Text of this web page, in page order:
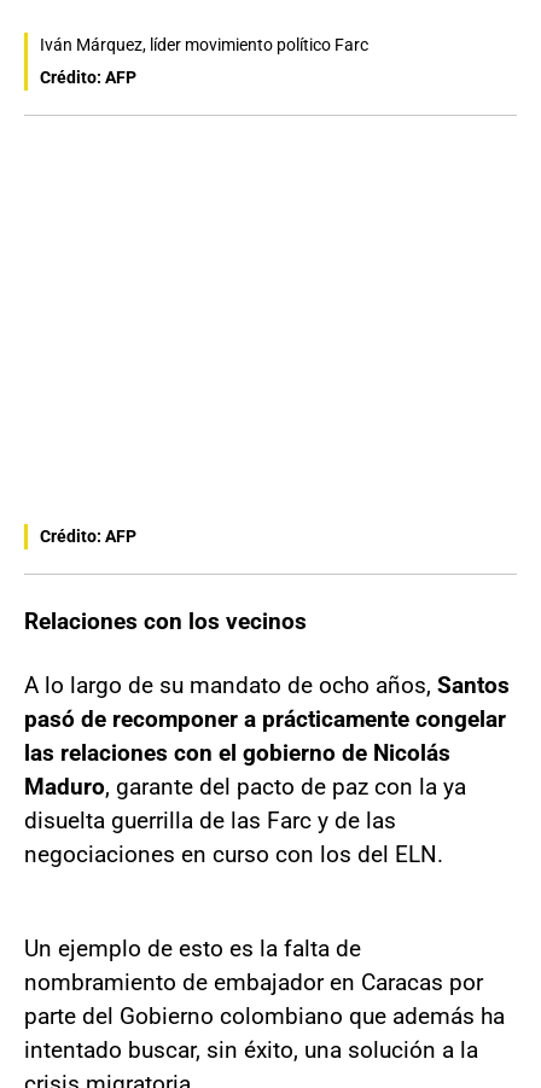
Iván Márquez, líder movimiento político Farc
Crédito: AFP
Crédito: AFP
Relaciones con los vecinos
A lo largo de su mandato de ocho años, Santos
pasó de recomponer a prácticamente congelar
las relaciones con el gobierno de Nicolás
Maduro, garante del pacto de paz con la ya
disuelta guerrilla de las Farc y de las
negociaciones en curso con los del ELN.
Un ejemplo de esto es la falta de
nombramiento de embajador en Caracas por
parte del Gobierno colombiano que además ha
intentado buscar, sin éxito, una solución a la